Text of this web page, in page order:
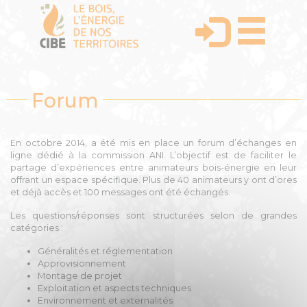
Forum
En octobre 2014, a été mis en place un forum d’échanges en
ligne dédié à la commission ANI. L’objectif est de faciliter le
partage d’expériences entre animateurs bois-énergie en leur
offrant un espace spécifique. Plus de 40 animateurs y ont d’ores
et déjà accès et 100 messages ont été échangés.
Les questions/réponses sont structurées selon de grandes
catégories :
Généralités et réglementation
Approvisionnement
Montage de projet
Exploitation et aspects techniques
Environnement et externalités